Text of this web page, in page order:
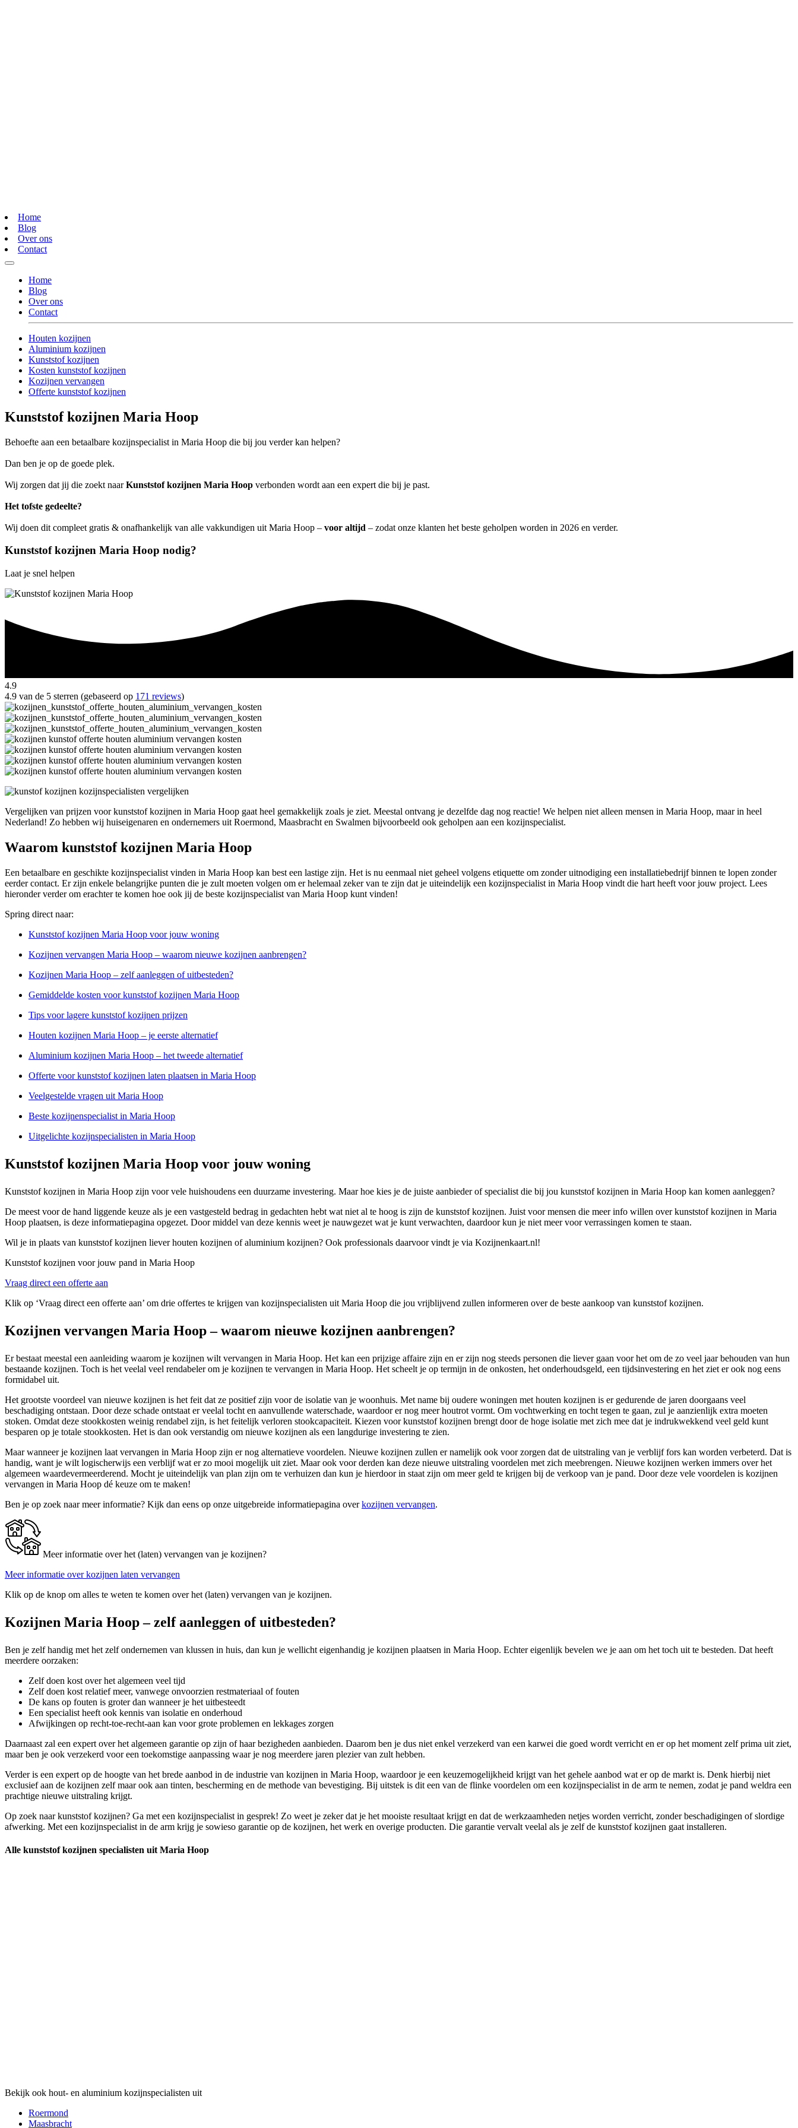
Home
Blog
Over ons
Contact
Home
Blog
Over ons
Contact
Houten kozijnen
Aluminium kozijnen
Kunststof kozijnen
Kosten kunststof kozijnen
Kozijnen vervangen
Offerte kunststof kozijnen
Kunststof kozijnen Maria Hoop
Behoefte aan een betaalbare kozijnspecialist in Maria Hoop die bij jou verder kan helpen?
Dan ben je op de goede plek.
Wij zorgen dat jij die zoekt naarKunststof kozijnen Maria Hoop verbonden wordt aan een expert die bij je past.
Het tofste gedeelte?
Wij doen dit compleet gratis & onafhankelijk van alle vakkundigen uit Maria Hoop – voor altijd – zodat onze klanten het beste geholpen worden in 2026 en verder.
Kunststof kozijnen Maria Hoop nodig?
Laat je snel helpen
4.9
4.9 van de 5 sterren (gebaseerd op 171 reviews)
Vergelijken van prijzen voor kunststof kozijnen in Maria Hoop gaat heel gemakkelijk zoals je ziet. Meestal ontvang je dezelfde dag nog reactie! We helpen niet alleen mensen in Maria Hoop, maar in heel
Nederland! Zo hebben wij huiseigenaren en ondernemers uit Roermond, Maasbracht en Swalmen bijvoorbeeld ook geholpen aan een kozijnspecialist.
Waarom kunststof kozijnen Maria Hoop
Een betaalbare en geschikte kozijnspecialist vinden in Maria Hoop kan best een lastige zijn. Het is nu eenmaal niet geheel volgens etiquette om zonder uitnodiging een installatiebedrijf binnen te lopen zonder
eerder contact. Er zijn enkele belangrijke punten die je zult moeten volgen om er helemaal zeker van te zijn dat je uiteindelijk een kozijnspecialist in Maria Hoop vindt die hart heeft voor jouw project. Lees
hieronder verder om erachter te komen hoe ook jij de beste kozijnspecialist van Maria Hoop kunt vinden!
Spring direct naar:
Kunststof kozijnen Maria Hoop voor jouw woning
Kozijnen vervangen Maria Hoop – waarom nieuwe kozijnen aanbrengen?
Kozijnen Maria Hoop – zelf aanleggen of uitbesteden?
Gemiddelde kosten voor kunststof kozijnen Maria Hoop
Tips voor lagere kunststof kozijnen prijzen
Houten kozijnen Maria Hoop – je eerste alternatief
Aluminium kozijnen Maria Hoop – het tweede alternatief
Offerte voor kunststof kozijnen laten plaatsen in Maria Hoop
Veelgestelde vragen uit Maria Hoop
Beste kozijnenspecialist in Maria Hoop
Uitgelichte kozijnspecialisten in Maria Hoop
Kunststof kozijnen Maria Hoop voor jouw woning
Kunststof kozijnen in Maria Hoop zijn voor vele huishoudens een duurzame investering. Maar hoe kies je de juiste aanbieder of specialist die bij jou kunststof kozijnen in Maria Hoop kan komen aanleggen?
De meest voor de hand liggende keuze als je een vastgesteld bedrag in gedachten hebt wat niet al te hoog is zijn de kunststof kozijnen. Juist voor mensen die meer info willen over kunststof kozijnen in Maria
Hoop plaatsen, is deze informatiepagina opgezet. Door middel van deze kennis weet je nauwgezet wat je kunt verwachten, daardoor kun je niet meer voor verrassingen komen te staan.
Wil je in plaats van kunststof kozijnen liever houten kozijnen of aluminium kozijnen? Ook professionals daarvoor vindt je via Kozijnenkaart.nl!
Kunststof kozijnen voor jouw pand in Maria Hoop
Vraag direct een offerte aan
Klik op ‘Vraag direct een offerte aan’ om drie offertes te krijgen van kozijnspecialisten uit Maria Hoop die jou vrijblijvend zullen informeren over de beste aankoop van kunststof kozijnen.
Kozijnen vervangen Maria Hoop – waarom nieuwe kozijnen aanbrengen?
Er bestaat meestal een aanleiding waarom je kozijnen wilt vervangen in Maria Hoop. Het kan een prijzige affaire zijn en er zijn nog steeds personen die liever gaan voor het om de zo veel jaar behouden van hun
bestaande kozijnen. Toch is het veelal veel rendabeler om je kozijnen te vervangen in Maria Hoop. Het scheelt je op termijn in de onkosten, het onderhoudsgeld, een tijdsinvestering en het ziet er ook nog eens
formidabel uit.
Het grootste voordeel van nieuwe kozijnen is het feit dat ze positief zijn voor de isolatie van je woonhuis. Met name bij oudere woningen met houten kozijnen is er gedurende de jaren doorgaans veel
beschadiging ontstaan. Door deze schade ontstaat er veelal tocht en aanvullende waterschade, waardoor er nog meer houtrot vormt. Om vochtwerking en tocht tegen te gaan, zul je aanzienlijk extra moeten
stoken. Omdat deze stookkosten weinig rendabel zijn, is het feitelijk verloren stookcapaciteit. Kiezen voor kunststof kozijnen brengt door de hoge isolatie met zich mee dat je indrukwekkend veel geld kunt
besparen op je totale stookkosten. Het is dan ook verstandig om nieuwe kozijnen als een langdurige investering te zien.
Maar wanneer je kozijnen laat vervangen in Maria Hoop zijn er nog alternatieve voordelen. Nieuwe kozijnen zullen er namelijk ook voor zorgen dat de uitstraling van je verblijf fors kan worden verbeterd. Dat is
handig, want je wilt logischerwijs een verblijf wat er zo mooi mogelijk uit ziet. Maar ook voor derden kan deze nieuwe uitstraling voordelen met zich meebrengen. Nieuwe kozijnen werken immers over het
algemeen waardevermeerderend. Mocht je uiteindelijk van plan zijn om te verhuizen dan kun je hierdoor in staat zijn om meer geld te krijgen bij de verkoop van je pand. Door deze vele voordelen is kozijnen
vervangen in Maria Hoop dé keuze om te maken!
Ben je op zoek naar meer informatie? Kijk dan eens op onze uitgebreide informatiepagina overkozijnen vervangen.
Meer informatie over het (laten) vervangen van je kozijnen?
Meer informatie over kozijnen laten vervangen
Klik op de knop om alles te weten te komen over het (laten) vervangen van je kozijnen.
Kozijnen Maria Hoop – zelf aanleggen of uitbesteden?
Ben je zelf handig met het zelf ondernemen van klussen in huis, dan kun je wellicht eigenhandig je kozijnen plaatsen in Maria Hoop. Echter eigenlijk bevelen we je aan om het toch uit te besteden. Dat heeft
meerdere oorzaken:
Zelf doen kost over het algemeen veel tijd
Zelf doen kost relatief meer, vanwege onvoorzien restmateriaal of fouten
De kans op fouten is groter dan wanneer je het uitbesteedt
Een specialist heeft ook kennis van isolatie en onderhoud
Afwijkingen op recht-toe-recht-aan kan voor grote problemen en lekkages zorgen
Daarnaast zal een expert over het algemeen garantie op zijn of haar bezigheden aanbieden. Daarom ben je dus niet enkel verzekerd van een karwei die goed wordt verricht en er op het moment zelf prima uit ziet,
maar ben je ook verzekerd voor een toekomstige aanpassing waar je nog meerdere jaren plezier van zult hebben.
Verder is een expert op de hoogte van het brede aanbod in de industrie van kozijnen in Maria Hoop, waardoor je een keuzemogelijkheid krijgt van het gehele aanbod wat er op de markt is. Denk hierbij niet
exclusief aan de kozijnen zelf maar ook aan tinten, bescherming en de methode van bevestiging. Bij uitstek is dit een van de flinke voordelen om een kozijnspecialist in de arm te nemen, zodat je pand weldra een
prachtige nieuwe uitstraling krijgt.
Op zoek naar kunststof kozijnen? Ga met een kozijnspecialist in gesprek! Zo weet je zeker dat je het mooiste resultaat krijgt en dat de werkzaamheden netjes worden verricht, zonder beschadigingen of slordige
afwerking. Met een kozijnspecialist in de arm krijg je sowieso garantie op de kozijnen, het werk en overige producten. Die garantie vervalt veelal als je zelf de kunststof kozijnen gaat installeren.
Alle kunststof kozijnen specialisten uit Maria Hoop
Bekijk ook hout- en aluminium kozijnspecialisten uit
Roermond
Maasbracht